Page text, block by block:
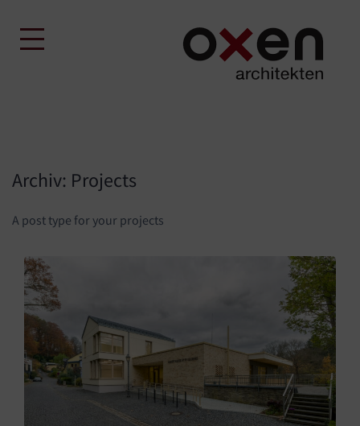
Archiv: Projects
A post type for your projects